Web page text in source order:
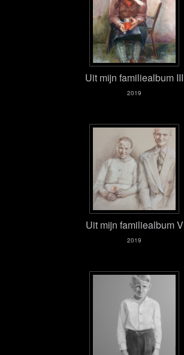
Uit mijn familiealbum III
2019
Uit mijn familiealbum V
2019